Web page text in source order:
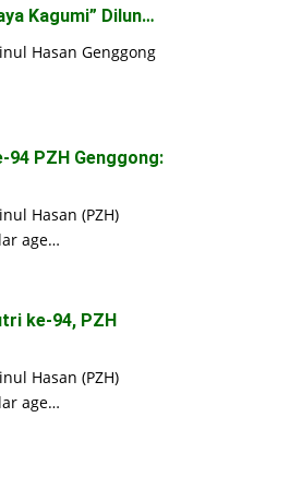
Kagumi” Dilun…
Hasan Genggong
PZH Genggong:
Hasan (PZH)
age…
ke-94, PZH
Hasan (PZH)
age…